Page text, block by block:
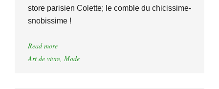
store parisien Colette; le comble du chicissime-
snobissime !
Read more
Art de vivre, Mode